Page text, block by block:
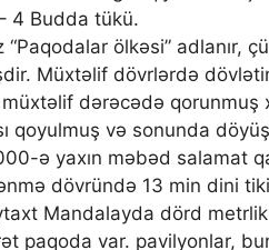
4 Budda tükü.
ölkəsi” adlanır,
Müxtəlif dövrlərdə
dərəcədə qorunmuş
qoyulmuş və sonunda
ə yaxın məbəd salamat
dövründə 13 min dini
Mandalayda dörd
paqoda var. pavilyonlar,